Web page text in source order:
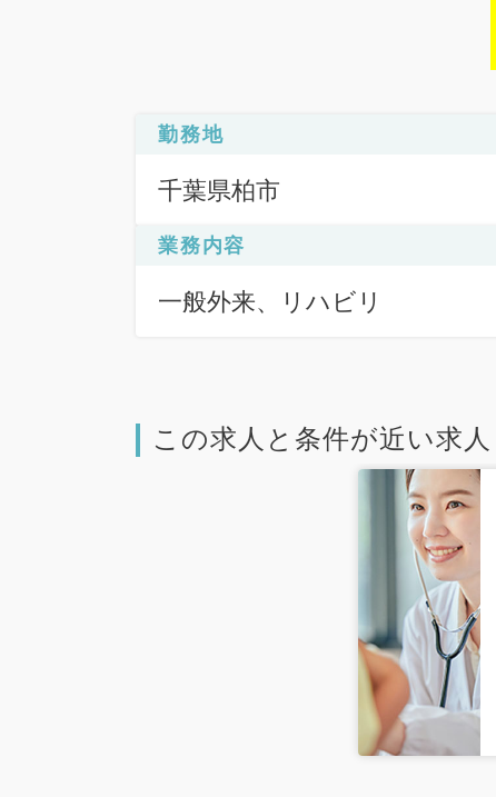
勤務地
千葉県柏市
業務内容
一般外来、リハビリ
この求人と条件が近い求人